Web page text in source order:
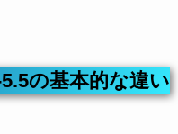
の基本的な違い